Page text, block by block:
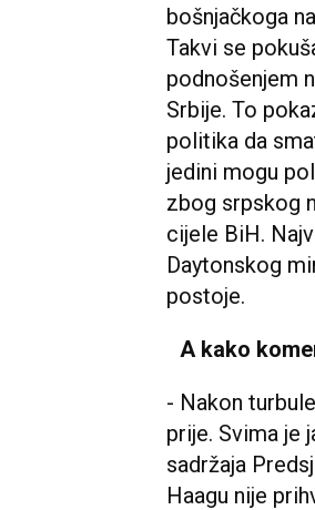
bošnjačkoga
Takvi se
podnošenjem
Srbije. To
politika da
jedini mogu
zbog srpskog
cijele BiH.
Daytonskog
postoje.
A kako
- Nakon
prije. Svima je
sadržaja
Haagu nije